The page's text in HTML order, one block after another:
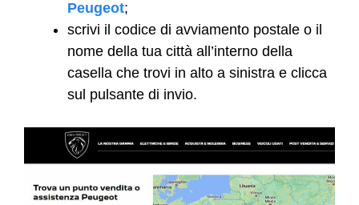
Peugeot;
scrivi il codice di avviamento postale o il
nome della tua città all’interno della
casella che trovi in alto a sinistra e clicca
sul pulsante di invio.